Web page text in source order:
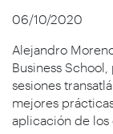
06/10/2020
Alejandro
Business
sesiones
mejores
aplicación de los